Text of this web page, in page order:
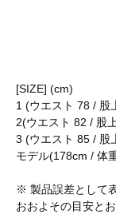
[SIZE] (cm)
1 (ウエスト 78 / 股
2(ウエスト 82 / 股
3 (ウエスト 85 / 股
モデル(178cm / 体
※ 製品誤差として
おおよその目安とお